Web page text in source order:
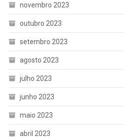
novembro 2023
outubro 2023
setembro 2023
agosto 2023
julho 2023
junho 2023
maio 2023
abril 2023